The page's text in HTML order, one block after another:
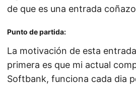
de que es una entrada
Punto de partida:
La motivación de esta
primera es que mi actual
Softbank, funciona cada dia